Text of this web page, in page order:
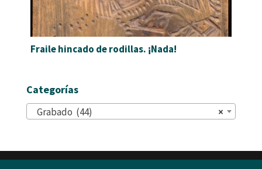
Fraile hincado de rodillas. ¡Nada!
Categorías
×
Grabado (44)